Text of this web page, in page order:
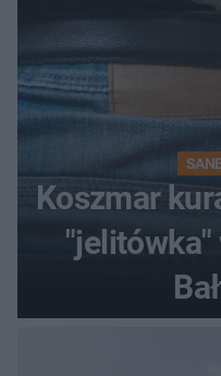
Koszmar
"jelitówka"